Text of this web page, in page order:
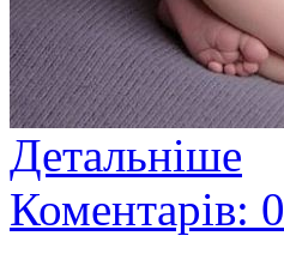
Детальніше
Коментарів: 0